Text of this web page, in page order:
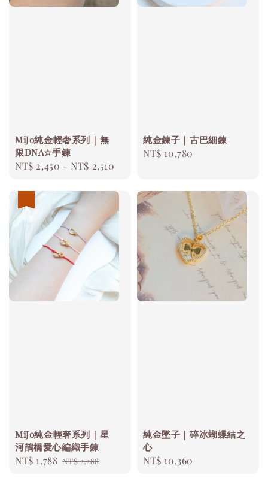
MiJo純金輕奢系列｜無
限DNA☆手鍊
Regular
NT$ 2,450 - NT$ 2,510
純金鍊子｜古巴細鍊
Regular
NT$ 10,780
MiJo純金輕奢系列｜星
河鵲橋愛心編織手鍊
Sale
NT$ 1,788 Regular
NT$ 2,288
純金墜子｜碎冰蝴蝶結之
心
Regular
NT$ 10,360